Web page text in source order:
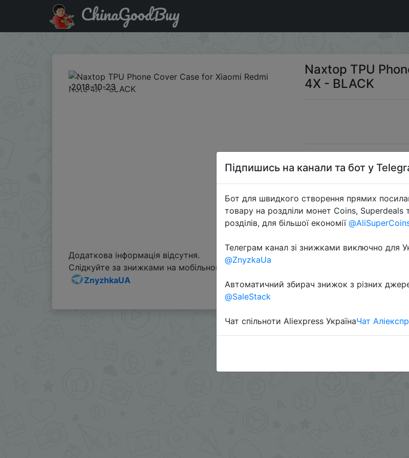
Акція на Naxtop TPU Phone Cover Case for Xiaomi Redmi Note 4X - BLACK
ChinaGoodBuy
2018-10-23
Naxtop TPU
4X - BLACK
Додаткова інформація відсутня.
Слідкуйте за знижками на мобільному, в телеграм каналі:
ZnyzhkaUA
Підпишись на канали та бот у
Бот для швидкого створення прямих
товару на роздліли монет Coins, Superdeals
розділів, для більшої економії
Телеграм канал зі знижками виключно для
@ZnyzkaUa
Автоматичний збирач знижок з різних
@SaleStack
Чат спільноти Aliexpress УкраїнаЧат